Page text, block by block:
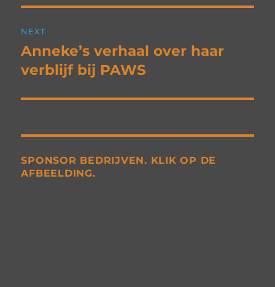
NEXT
Next
post:
Anneke’s verhaal over haar
verblijf bij PAWS
SPONSOR BEDRIJVEN. KLIK OP DE
AFBEELDING.